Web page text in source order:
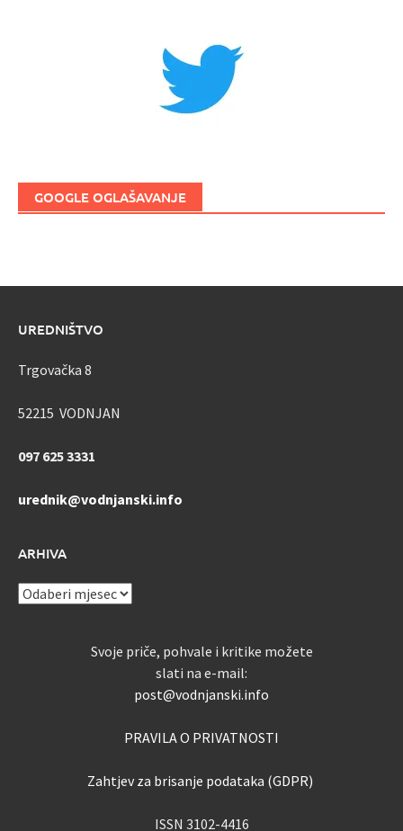
GOOGLE OGLAŠAVANJE
UREDNIŠTVO
Trgovačka 8
52215 VODNJAN
097 625 3331
urednik@vodnjanski.info
ARHIVA
ARHIVA
Svoje priče, pohvale i kritike možete
slati na e-mail:
post@vodnjanski.info
PRAVILA O PRIVATNOSTI
Zahtjev za brisanje podataka (GDPR)
ISSN 3102-4416